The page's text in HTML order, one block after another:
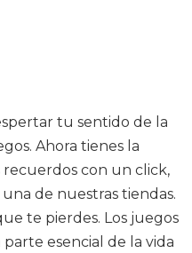
tu sentido de la
Ahora tienes la
con un click,
de nuestras tiendas.
te pierdes. Los juegos
esencial de la vida